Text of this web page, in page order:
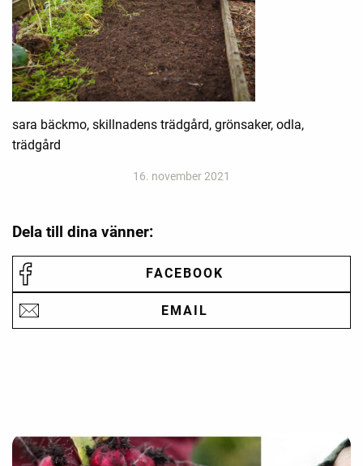
sara bäckmo, skillnadens trädgård, grönsaker, odla,
trädgård
16. november 2021
Dela till dina vänner:
FACEBOOK
EMAIL